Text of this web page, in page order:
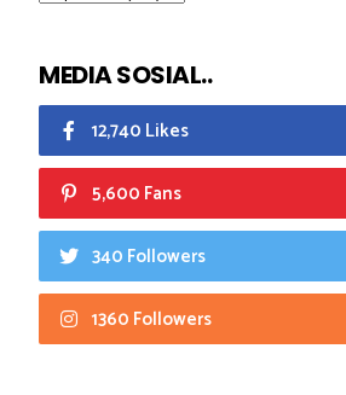
MEDIA SOSIAL..
12,740 Likes
5,600 Fans
340 Followers
1360 Followers